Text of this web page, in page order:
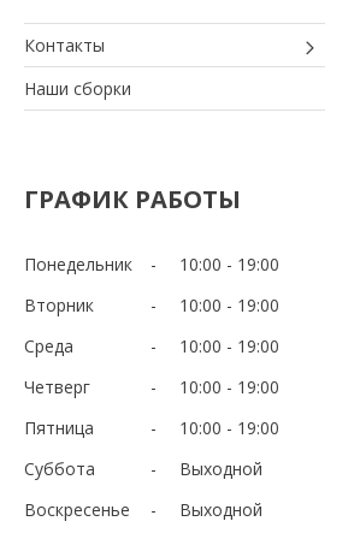
Контакты
Наши сборки
ГРАФИК РАБОТЫ
Понедельник 10:00
19:00
Вторник
10:00
19:00
Среда
10:00
19:00
Четверг
10:00
19:00
Пятница
10:00
19:00
Суббота
Выходной
Воскресенье
Выходной